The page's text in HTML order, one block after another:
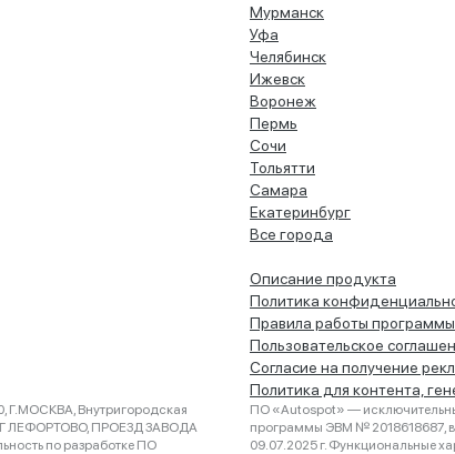
Мурманск
Уфа
Челябинск
Ижевск
Воронеж
Пермь
Сочи
Тольятти
Самара
Екатеринбург
Все города
Описание продукта
Политика
Правила работы программы
Пользовательское
Согласие на получение
Политика для контента,
Г.МОСКВА, Внутригородская
ЛЕФОРТОВО, ПРОЕЗД ЗАВОДА
по разработке ПО
ПО «Autospot» —
программы ЭВМ № 2018618687,
09.07.2025 г. Функциональные